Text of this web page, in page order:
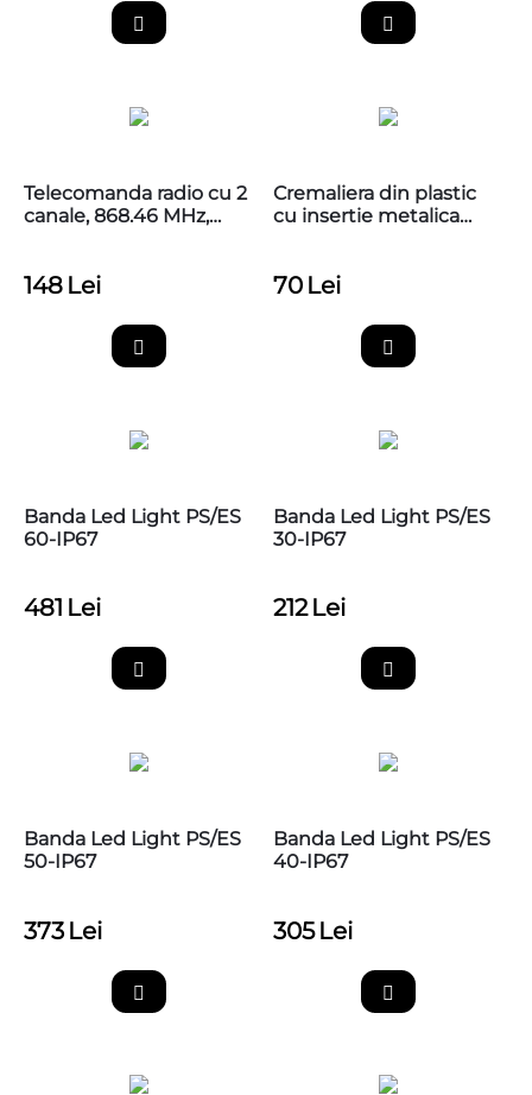
Telecomanda radio cu 2
canale, 868.46 MHz,
148 Lei
Cremaliera din plastic
cu insertie metalica
70 Lei
Banda Led Light PS/ES
60-IP67
481 Lei
Banda Led Light PS/ES
30-IP67
212 Lei
Banda Led Light PS/ES
50-IP67
373 Lei
Banda Led Light PS/ES
40-IP67
305 Lei